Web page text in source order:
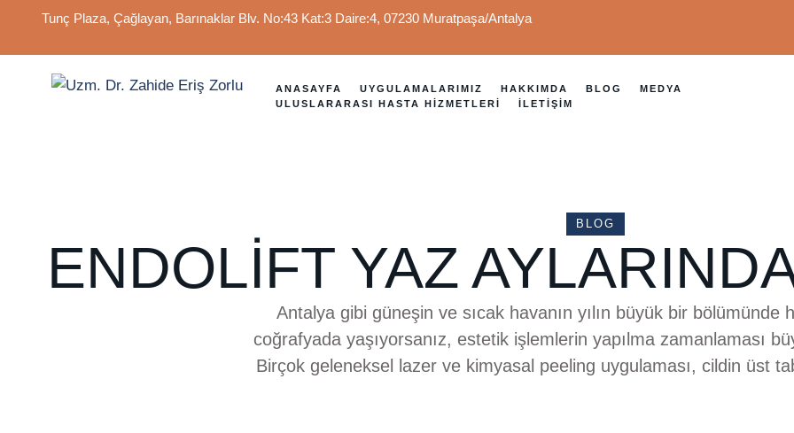
Tunç Plaza, Çağlayan, Barınaklar Blv. No:43 Kat:3 Daire:4, 07230 Muratpaşa/Antalya
ANASAYFA UYGULAMALARIMIZ HAKKIMDA BLOG
MEDYA
ULUSLARARASI HASTA HIZMETLERI
İLETIŞIM
BLOG
ENDOLIFT YAZ
Antalya gibi güneşin ve sıcak havanın yılın büyük bir bölümünde
coğrafyada yaşıyorsanız, estetik işlemlerin yapılma zamanlaması
Birçok geleneksel lazer ve kimyasal peeling uygulaması, cildin üst